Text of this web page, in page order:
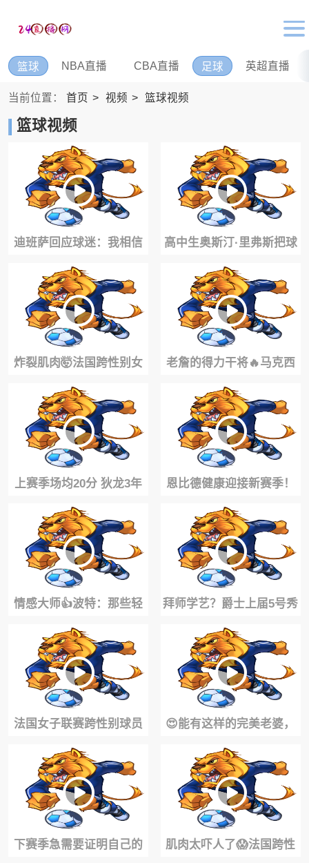
篮球 NBA直播 CBA直播 足球 英超直播
当前位置： 首页 视频 篮球视频
篮球视频
迪班萨回应球迷：我相信
自己比SGA更强！不会向
奇才申请交易！
高中生奥斯汀·里弗斯把球
滚到加内特脚上，然后挑
衅他单挑
炸裂肌肉🤯法国跨性别女
篮球员说想打WNBA！场
均20+20
老詹的得力干将🔥马克西
休赛期这苦练真是不带停
的！
上赛季场均20分 狄龙3年
7300万提前续约太阳！！
恩比德健康迎接新赛季！
76人高管：休赛期无伤病
困扰
情感大师👍波特：那些轻
易就能得到的女人，会被
男人归类成随便
拜师学艺？爵士上届5号秀
前锋贝利跟KD一同训练~
法国女子联赛跨性别球员
场均21+20，WNBA准备好
了吗？
😍能有这样的完美老婆，
夫复何求！
下赛季急需要证明自己的
肌肉太吓人了😱法国跨性